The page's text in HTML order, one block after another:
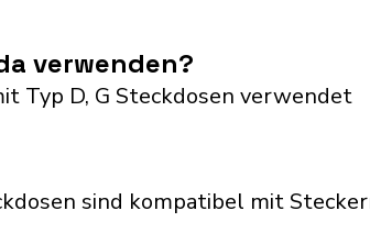
verwenden?
Typ D, G Steckdosen verwendet
sind kompatibel mit